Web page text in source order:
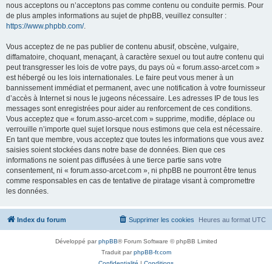
nous acceptons ou n’acceptons pas comme contenu ou conduite permis. Pour
de plus amples informations au sujet de phpBB, veuillez consulter :
https://www.phpbb.com/.
Vous acceptez de ne pas publier de contenu abusif, obscène, vulgaire,
diffamatoire, choquant, menaçant, à caractère sexuel ou tout autre contenu qui
peut transgresser les lois de votre pays, du pays où « forum.asso-arcet.com »
est hébergé ou les lois internationales. Le faire peut vous mener à un
bannissement immédiat et permanent, avec une notification à votre fournisseur
d’accès à Internet si nous le jugeons nécessaire. Les adresses IP de tous les
messages sont enregistrées pour aider au renforcement de ces conditions.
Vous acceptez que « forum.asso-arcet.com » supprime, modifie, déplace ou
verrouille n’importe quel sujet lorsque nous estimons que cela est nécessaire.
En tant que membre, vous acceptez que toutes les informations que vous avez
saisies soient stockées dans notre base de données. Bien que ces
informations ne soient pas diffusées à une tierce partie sans votre
consentement, ni « forum.asso-arcet.com », ni phpBB ne pourront être tenus
comme responsables en cas de tentative de piratage visant à compromettre
les données.
Index du forum Heures au format UTC
Supprimer les cookies
Développé parphpBB® Forum Software © phpBB Limited
Traduit parphpBB-fr.com